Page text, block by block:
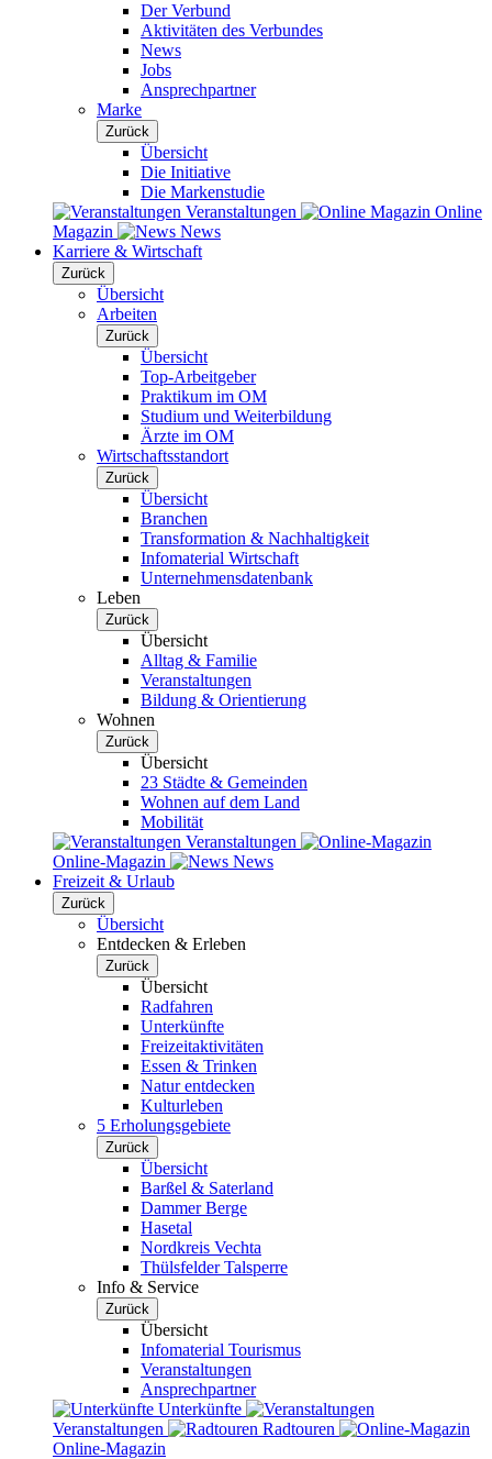
Der Verbund
Aktivitäten des Verbundes
News
Jobs
Ansprechpartner
Marke
Zurück
Übersicht
Die Initiative
Die Markenstudie
Veranstaltungen
Online
Magazin
News
Karriere & Wirtschaft
Zurück
Übersicht
Arbeiten
Zurück
Übersicht
Top-Arbeitgeber
Praktikum im OM
Studium und Weiterbildung
Ärzte im OM
Wirtschaftsstandort
Zurück
Übersicht
Branchen
Transformation & Nachhaltigkeit
Infomaterial Wirtschaft
Unternehmensdatenbank
Leben
Zurück
Übersicht
Alltag & Familie
Veranstaltungen
Bildung & Orientierung
Wohnen
Zurück
Übersicht
23 Städte & Gemeinden
Wohnen auf dem Land
Mobilität
Veranstaltungen
Online-Magazin
News
Freizeit & Urlaub
Zurück
Übersicht
Entdecken & Erleben
Zurück
Übersicht
Radfahren
Unterkünfte
Freizeitaktivitäten
Essen & Trinken
Natur entdecken
Kulturleben
5 Erholungsgebiete
Zurück
Übersicht
Barßel & Saterland
Dammer Berge
Hasetal
Nordkreis Vechta
Thülsfelder Talsperre
Info & Service
Zurück
Übersicht
Infomaterial Tourismus
Veranstaltungen
Ansprechpartner
Unterkünfte
Veranstaltungen
Radtouren
Online-Magazin